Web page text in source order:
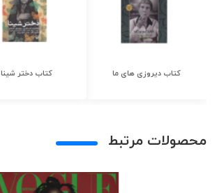
کتاب دیروزی های ما کتاب دختر شینا
محصولات مرتبط